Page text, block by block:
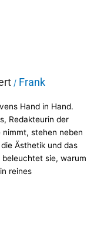
/ Frank
Hand in Hand.
Redakteurin der
stehen neben
Ästhetik und das
beleuchtet sie, warum
reines